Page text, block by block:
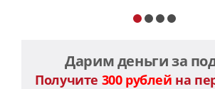
Дарим деньги за
Получите 300 рублей на